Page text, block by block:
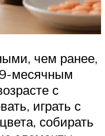
чем ранее,
9-месячным
с
играть с
собирать